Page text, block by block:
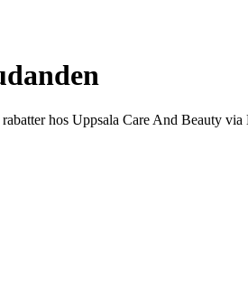
hos Uppsala Care And Beauty via